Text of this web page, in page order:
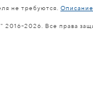
не требуются.
2016-2026. Все права